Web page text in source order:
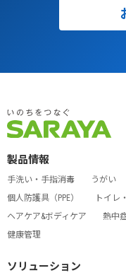
製品情報
手洗い・手指消毒 うがい
個人防護具（PPE）
トイレ
ヘアケア&ボディケア
熱中
健康管理
ソリューション